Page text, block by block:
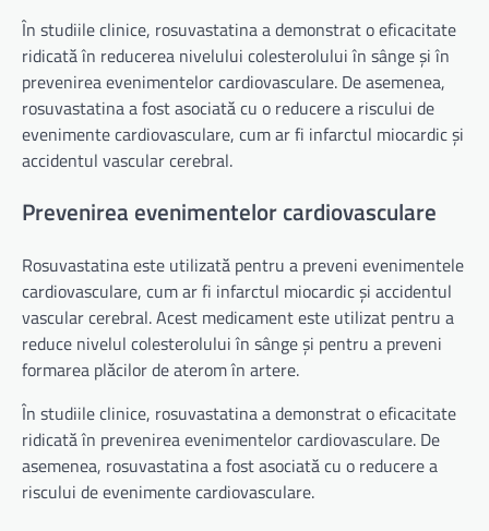
În studiile clinice, rosuvastatina a demonstrat o eficacitate
ridicată în reducerea nivelului colesterolului în sânge și în
prevenirea evenimentelor cardiovasculare. De asemenea,
rosuvastatina a fost asociată cu o reducere a riscului de
evenimente cardiovasculare, cum ar fi infarctul miocardic și
accidentul vascular cerebral.
Prevenirea evenimentelor cardiovasculare
Rosuvastatina este utilizată pentru a preveni evenimentele
cardiovasculare, cum ar fi infarctul miocardic și accidentul
vascular cerebral. Acest medicament este utilizat pentru a
reduce nivelul colesterolului în sânge și pentru a preveni
formarea plăcilor de aterom în artere.
În studiile clinice, rosuvastatina a demonstrat o eficacitate
ridicată în prevenirea evenimentelor cardiovasculare. De
asemenea, rosuvastatina a fost asociată cu o reducere a
riscului de evenimente cardiovasculare.